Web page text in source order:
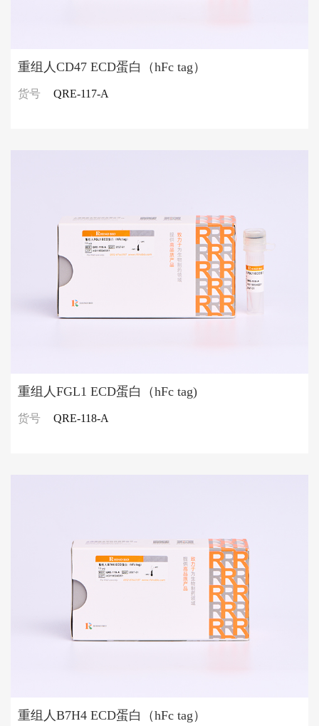
重组人CD47 ECD蛋白（hFc tag）
货号 QRE-117-A
重组人FGL1 ECD蛋白（hFc tag)
货号 QRE-118-A
重组人B7H4 ECD蛋白（hFc tag）